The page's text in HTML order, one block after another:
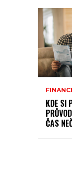
KDE SI
ČAS